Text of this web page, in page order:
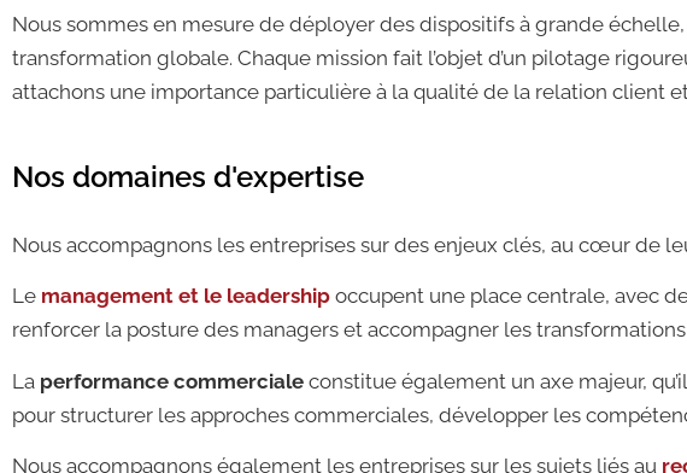
Nous sommes en mesure de déployer des dispositifs à grande
transformation globale. Chaque mission fait l’objet d’un pilotage
attachons une importance particulière à la qualité de la relation client
Nos domaines d'expertise
Nous accompagnons les entreprises sur des enjeux clés, au cœur de
Le management et le leadership occupent une place centrale, avec
renforcer la posture des managers et accompagner les transformations.
La performance commerciale constitue également un axe majeur, qu’il
pour structurer les approches commerciales, développer les
Nous accompagnons également les entreprises sur les sujets liés au